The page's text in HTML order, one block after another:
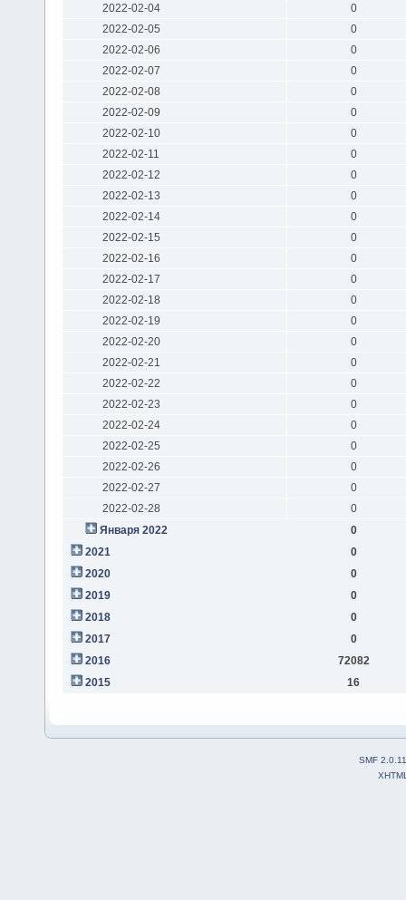
2022-02-04
0
2022-02-05
0
2022-02-06
0
2022-02-07
0
2022-02-08
0
2022-02-09
0
2022-02-10
0
2022-02-11
0
2022-02-12
0
2022-02-13
0
2022-02-14
0
2022-02-15
0
2022-02-16
0
2022-02-17
0
2022-02-18
0
2022-02-19
0
2022-02-20
0
2022-02-21
0
2022-02-22
0
2022-02-23
0
2022-02-24
0
2022-02-25
0
2022-02-26
0
2022-02-27
0
2022-02-28
0
Января 2022
0
2021
0
2020
0
2019
0
2018
0
2017
0
2016
72082
2015
16
SMF 2.0.11